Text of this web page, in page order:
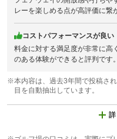
レーを楽しめる点が高評価に繋
コストパフォーマンスが良い
料金に対する満足度が非常に高
のある体験ができると評判です。
※本内容は、過去3年間で投稿さ
目を自動抽出しています。
詳